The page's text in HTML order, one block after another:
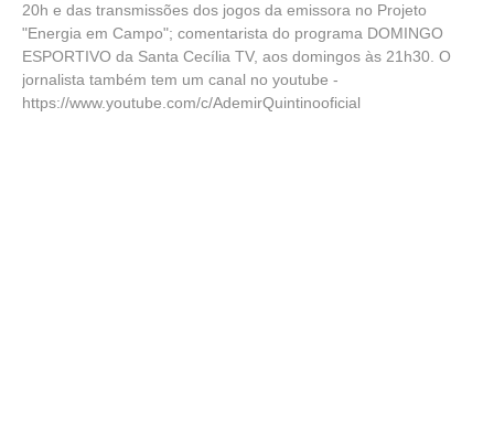
20h e das transmissões dos jogos da emissora no Projeto
"Energia em Campo"; comentarista do programa DOMINGO
ESPORTIVO da Santa Cecília TV, aos domingos às 21h30. O
jornalista também tem um canal no youtube -
https://www.youtube.com/c/AdemirQuintinooficial